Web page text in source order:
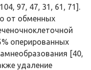
97, 47, 31, 61, 71].
от обменных
оперированных
[40,
удаление